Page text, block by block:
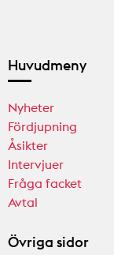
Huvudmeny
Nyheter
Fördjupning
Åsikter
Intervjuer
Fråga facket
Avtal
Övriga sidor